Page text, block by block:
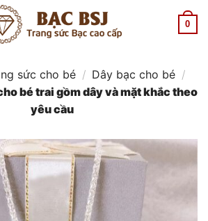
0
sức cho bé / Dây bạc cho bé /
bé trai gồm dây và mặt khắc theo
yêu cầu